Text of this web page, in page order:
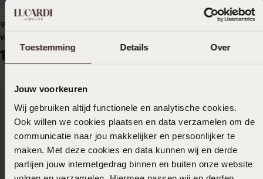
Toestemming Details Over
Jouw voorkeuren
Wij gebruiken altijd functionele en analytische cookies.
Ook willen we cookies plaatsen en data verzamelen om de
communicatie naar jou makkelijker en persoonlijker te
maken. Met deze cookies en data kunnen wij en derde
partijen jouw internetgedrag binnen en buiten onze website
9 Karaat armband prince of
wales diamond cut
199 99
9 Karaat armband koord
199